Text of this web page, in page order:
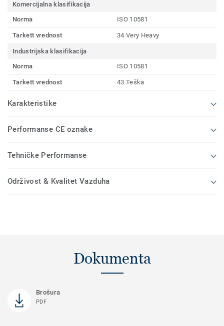
Komercijalna klasifikacija
Norma
ISO 10581
Tarkett vrednost 34 Very Heavy
Industrijska klasifikacija
Norma
ISO 10581
Tarkett vrednost 43 Teška
Karakteristike
Performanse CE oznake
Tehničke Performanse
Održivost & Kvalitet Vazduha
Dokumenta
Brošura
PDF